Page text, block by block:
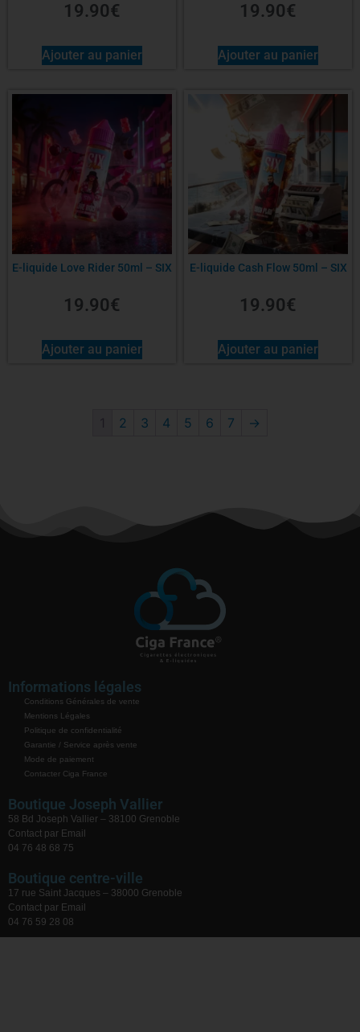
19.90€
Ajouter au panier
19.90€
Ajouter au panier
E-liquide Love Rider 50ml – SIX
19.90€
Ajouter au panier
E-liquide Cash Flow 50ml – SIX
19.90€
Ajouter au panier
1 2 3 4 5 6 7 →
Informations légales
Conditions Générales de vente
Mentions Légales
Politique de confidentialité
Garantie / Service après vente
Mode de paiement
Contacter Ciga France
Boutique Joseph Vallier
58 Bd Joseph Vallier – 38100 Grenoble
Contact par Email
04 76 48 68 75
Boutique centre-ville
17 rue Saint Jacques – 38000 Grenoble
Contact par Email
04 76 59 28 08